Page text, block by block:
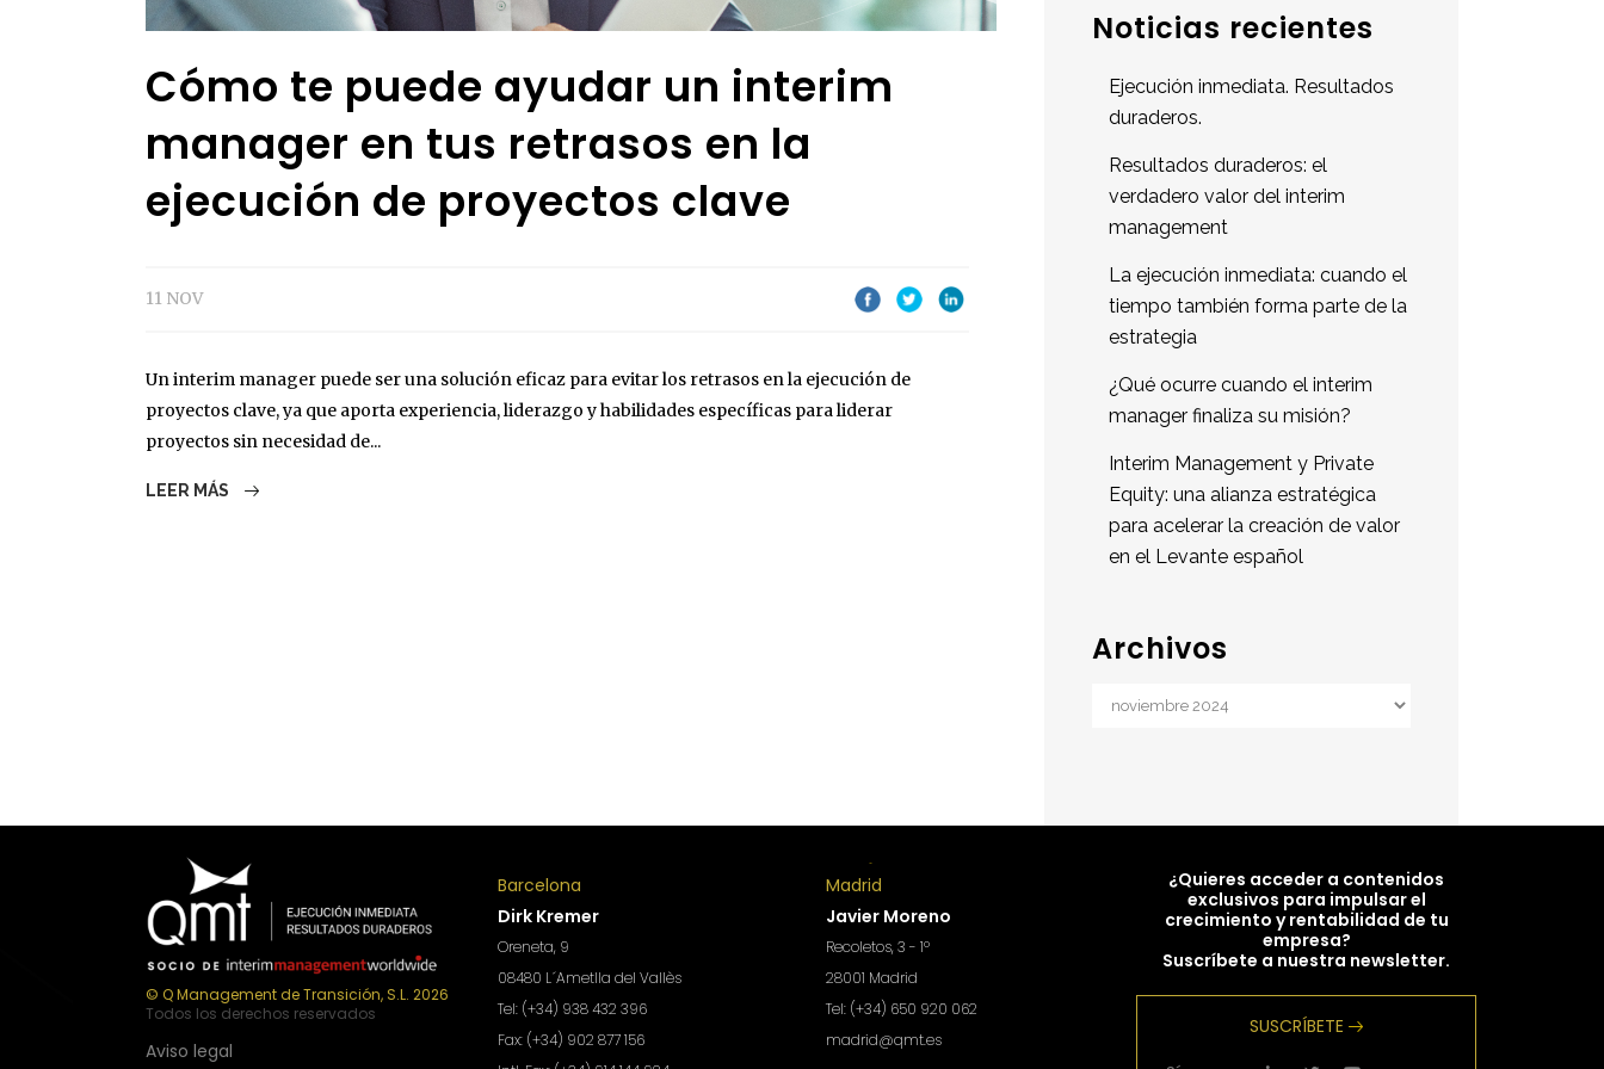
Cómo te puede ayudar un interim
manager en tus retrasos en la
ejecución de proyectos clave
11 NOV
Un interim manager puede ser una solución eficaz para evitar los retrasos en la ejecución de
proyectos clave, ya que aporta experiencia, liderazgo y habilidades específicas para liderar
proyectos sin necesidad de...
LEER MÁS
Noticias recientes
Ejecución inmediata. Resultados
duraderos.
Resultados duraderos: el
verdadero valor del interim
management
La ejecución inmediata: cuando el
tiempo también forma parte de la
estrategia
¿Qué ocurre cuando el interim
manager finaliza su misión?
Interim Management y Private
Equity: una alianza estratégica
para acelerar la creación de valor
en el Levante español
Archivos
Archivos
© Q Management de Transición, S.L. 2026
Todos los derechos reservados
Aviso legal
Barcelona
Dirk Kremer
Oreneta, 9
08480 L´Ametlla del Vallès
Tel: (+34) 938 432 396
Fax: (+34) 902 877 156
Madrid
Javier Moreno
Recoletos, 3 - 1º
28001 Madrid
Tel: (+34) 650 920 062
madrid@qmt.es
¿Quieres acceder a contenidos
exclusivos para impulsar el
crecimiento y rentabilidad de tu
empresa?
Suscríbete a nuestra newsletter.
SUSCRÍBETE